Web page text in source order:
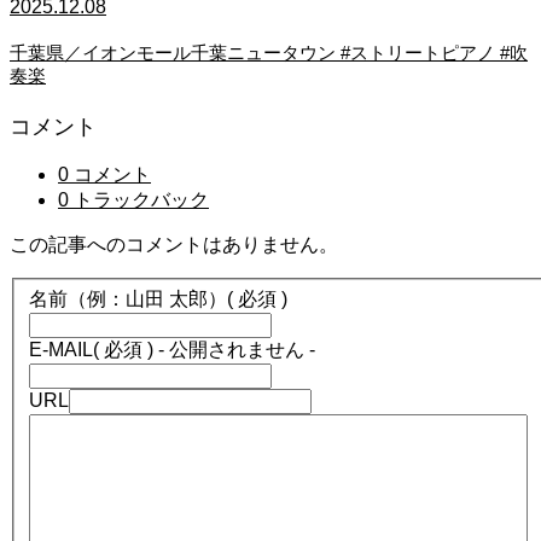
2025.12.08
千葉県／イオンモール千葉ニュータウン #ストリートピアノ #吹
奏楽
コメント
0 コメント
0 トラックバック
この記事へのコメントはありません。
名前（例：山田 太郎） ( 必須 )
E-MAIL( 必須 ) - 公開されません -
URL